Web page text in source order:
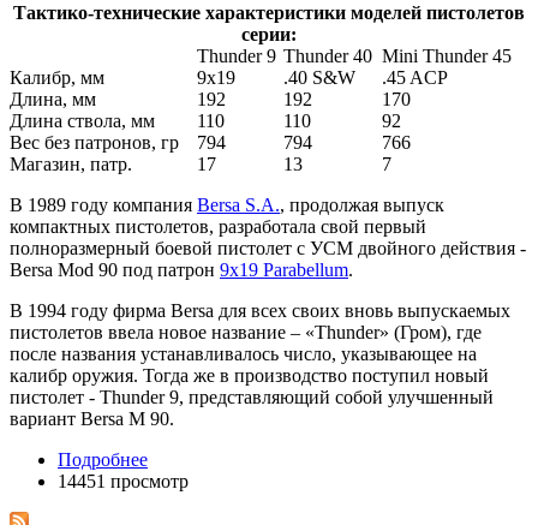
Тактико-технические характеристики моделей пистолетов
серии:
Thunder 9 Thunder 40 Mini Thunder 45
Калибр, мм
9х19 .40 S&W
.45 ACP
Длина, мм
192 192
170
Длина ствола, мм
110 110
92
Вес без патронов, гр
794 794
766
Магазин, патр.
17 13
7
В 1989 году компания Bersa S.A., продолжая выпуск
компактных пистолетов, разработала свой первый
полноразмерный боевой пистолет с УСМ двойного действия -
Bersa Mod 90 под патрон 9x19 Parabellum.
В 1994 году фирма Bersa для всех своих вновь выпускаемых
пистолетов ввела новое название – «Thunder» (Гром), где
после названия устанавливалось число, указывающее на
калибр оружия. Тогда же в производство поступил новый
пистолет - Thunder 9, представляющий собой улучшенный
вариант Bersa M 90.
Подробнее
14451 просмотр